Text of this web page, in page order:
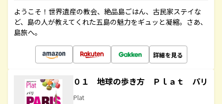
ようこそ！世界遺産の教会、絶品島ごはん、古民家ステイな
ど、島の人が教えてくれた五島の魅力をギュッと凝縮。さあ、
島旅へ。
詳細を見る
０１ 地球の歩き方 Ｐｌａｔ パリ
Plat